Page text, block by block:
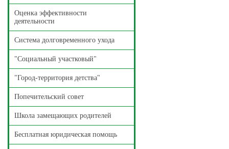
Оценка эффективности
деятельности
Система долговременного ухода
"Социальный участковый"
"Город-территория детства"
Попечительский совет
Школа замещающих родителей
Бесплатная юридическая помощь